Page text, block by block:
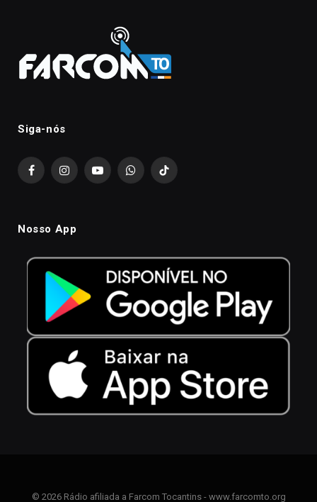
Siga-nós
FacebookInstagramYouTubeWhatsAppTikTok
Nosso App
© 2026 Rádio afiliada a Farcom Tocantins - www.farcomto.org